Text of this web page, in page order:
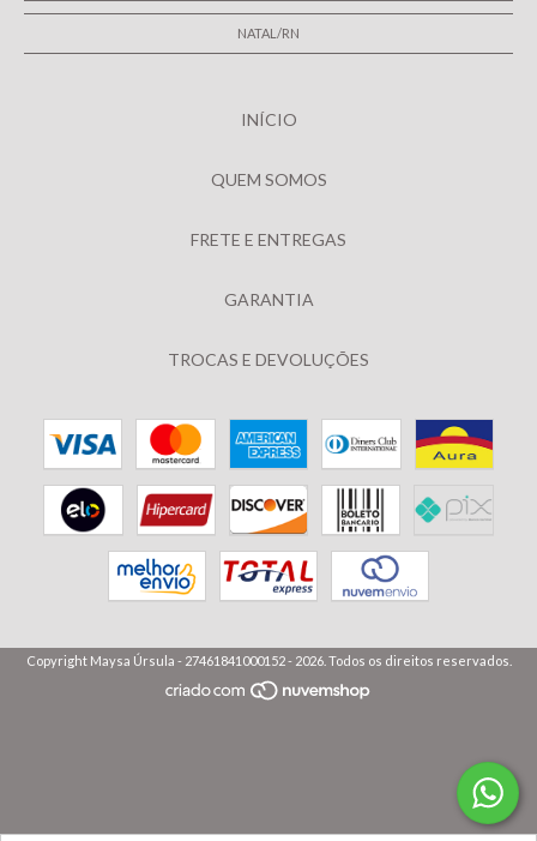
NATAL/RN
INÍCIO
QUEM SOMOS
FRETE E ENTREGAS
GARANTIA
TROCAS E DEVOLUÇÕES
Copyright Maysa Úrsula - 27461841000152 - 2026. Todos os direitos reservados.